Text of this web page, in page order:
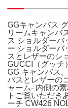
GGキャンバス
リームキャンバ
ス ショルダーバ
ー ショルダーバ
スとレザーのシ
GUCCI（グッチ
GG キャンバス
バスとレザーの
ャーム- 内側の
トご覧いただき
ーチ CW426